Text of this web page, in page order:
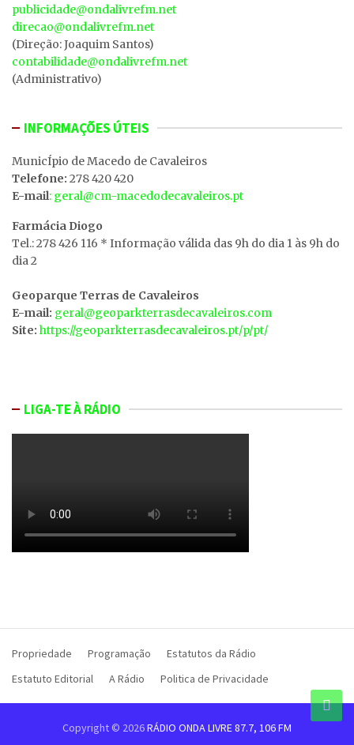
publicidade@ondalivrefm.net
direcao@ondalivrefm.net
(Direção: Joaquim Santos)
contabilidade@ondalivrefm.net
(Administrativo)
INFORMAÇÕES ÚTEIS
MunicÍpio de Macedo de Cavaleiros
Telefone: 278 420 420
E-mail: geral@cm-macedodecavaleiros.pt
Farmácia Diogo
Tel.: 278 426 116 * Informação válida das 9h do dia 1 às 9h do
dia 2
Geoparque Terras de Cavaleiros
E-mail: geral@geoparkterrasdecavaleiros.com
Site: https://geoparkterrasdecavaleiros.pt/p/pt/
LIGA-TE À RÁDIO
Propriedade Programação
Estatutos da Rádio
Estatuto Editorial
A Rádio Politica de Privacidade
Copyright © 2026RÁDIO ONDA LIVRE 87.7, 106 FM